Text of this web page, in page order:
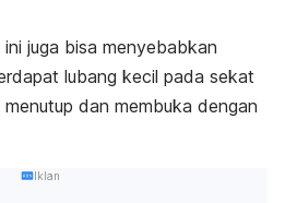
juga bisa menyebabkan
lubang kecil pada sekat
dan membuka dengan
Iklan